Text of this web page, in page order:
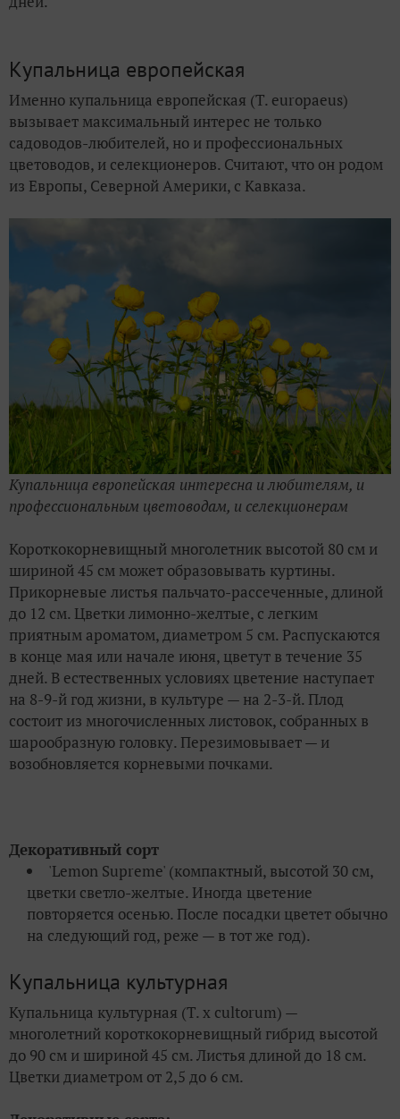
Купальница европейская
Именно купальница европейская (T. europaeus)
вызывает максимальный интерес не только
садоводов-любителей, но и профессиональных
цветоводов, и селекционеров. Считают, что он родом
из Европы, Северной Америки, с Кавказа.
Купальница европейская интересна и любителям, и
профессиональным цветоводам, и селекционерам
Короткокорневищный многолетник высотой 80 см и
шириной 45 см может образовывать куртины.
Прикорневые листья пальчато-рассеченные, длиной
до 12 см. Цветки лимонно-желтые, с легким
приятным ароматом, диаметром 5 см. Распускаются
в конце мая или начале июня, цветут в течение 35
дней. В естественных условиях цветение наступает
на 8-9-й год жизни, в культуре — на 2-3-й. Плод
состоит из многочисленных листовок, собранных в
шарообразную головку. Перезимовывает — и
возобновляется корневыми почками.
Декоративный сорт
'Lemon Supreme' (компактный, высотой 30 см,
цветки светло-желтые. Иногда цветение
повторяется осенью. После посадки цветет обычно
на следующий год, реже — в тот же год).
Купальница культурная
Купальница культурная (T. x cultorum) —
многолетний короткокорневищный гибрид высотой
до 90 см и шириной 45 см. Листья длиной до 18 см.
Цветки диаметром от 2,5 до 6 см.